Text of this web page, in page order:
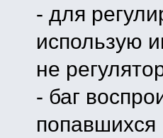
- для
использую
не
- баг